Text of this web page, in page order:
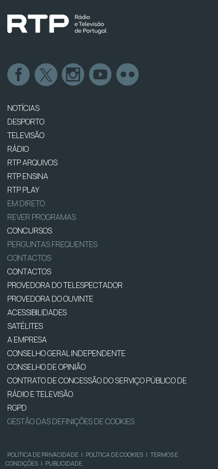
NOTÍCIAS
DESPORTO
TELEVISÃO
RÁDIO
RTP ARQUIVOS
RTP ENSINA
RTP PLAY
EM DIRETO
REVER PROGRAMAS
CONCURSOS
PERGUNTAS FREQUENTES
CONTACTOS
CONTACTOS
PROVEDORA DO TELESPECTADOR
PROVEDORA DO OUVINTE
ACESSIBILIDADES
SATÉLITES
A EMPRESA
CONSELHO GERAL INDEPENDENTE
CONSELHO DE OPINIÃO
CONTRATO DE CONCESSÃO DO SERVIÇO PÚBLICO DE
RÁDIO E TELEVISÃO
RGPD
GESTÃO DAS DEFINIÇÕES DE COOKIES
POLÍTICA DE PRIVACIDADE | POLÍTICA DE COOKIES | TERMOS E
CONDIÇÕES | PUBLICIDADE